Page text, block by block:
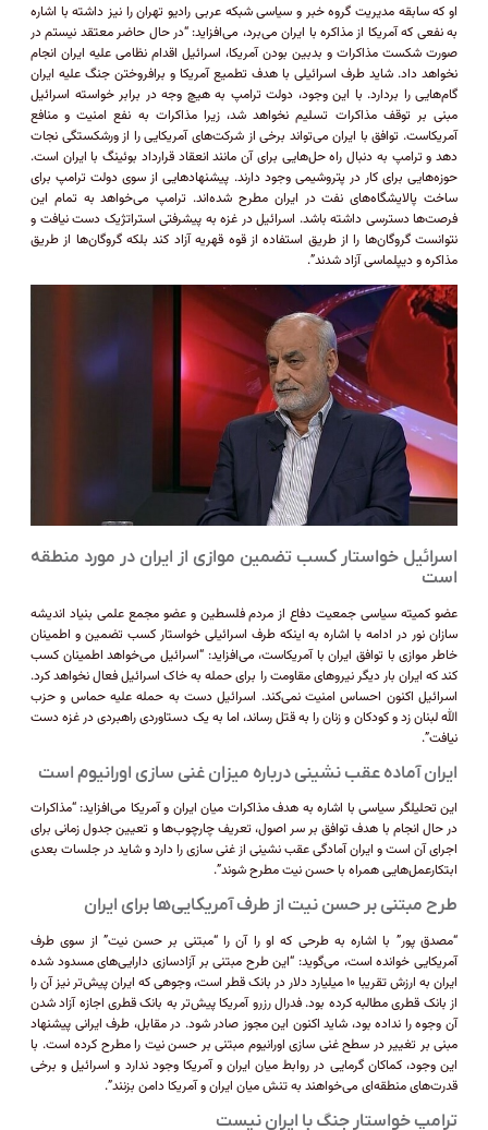
او که سابقه مدیریت گروه خبر و سیاسی شبکه عربی رادیو تهران را نیز داشته با اشاره
به نفعی که آمریکا از مذاکره با ایران می‌برد، می‌افزاید: “در حال حاضر معتقد نیستم در
صورت شکست مذاکرات و بدبین بودن آمریکا، اسرائیل اقدام نظامی علیه ایران انجام
نخواهد داد. شاید طرف اسرائیلی با هدف تطمیع آمریکا و برافروختن جنگ علیه ایران
گام‌هایی را بردارد. با این وجود، دولت ترامپ به هیچ وجه در برابر خواسته اسرائیل
مبنی بر توقف مذاکرات تسلیم نخواهد شد، زیرا مذاکرات به نفع امنیت و منافع
آمریکاست. توافق با ایران می‌تواند برخی از شرکت‌های آمریکایی را از ورشکستگی نجات
دهد و ترامپ به دنبال راه حل‌هایی برای آن مانند انعقاد قرارداد بوئینگ با ایران است.
حوزه‌هایی برای کار در پتروشیمی وجود دارند. پیشنهاد‌هایی از سوی دولت ترامپ برای
ساخت پالایشگاه‌های نفت در ایران مطرح شده‌اند. ترامپ می‌خواهد به تمام این
فرصت‌ها دسترسی داشته باشد. اسرائیل در غزه به پیشرفتی استراتژیک دست نیافت و
نتوانست گروگان‌ها را از طریق استفاده از قوه قهریه آزاد کند بلکه گروگان‌ها از طریق
مذاکره و دیپلماسی آزاد شدند”.
اسرائیل خواستار کسب تضمین موازی از ایران در مورد منطقه
است
عضو کمیته سیاسی جمعیت دفاع از مردم فلسطین و عضو مجمع علمی بنیاد اندیشه
سازان نور در ادامه با اشاره به اینکه طرف اسرائیلی خواستار کسب تضمین و اطمینان
خاطر موازی با توافق ایران با آمریکاست، می‌افزاید: “اسرائیل می‌خواهد اطمینان کسب
کند که ایران بار دیگر نیرو‌های مقاومت را برای حمله به خاک اسرائیل فعال نخواهد کرد.
اسرائیل اکنون احساس امنیت نمی‌کند. اسرائیل دست به حمله علیه حماس و حزب
الله لبنان زد و کودکان و زنان را به قتل رساند، اما به یک دستاوردی راهبردی در غزه دست
نیافت”.
ایران آماده عقب نشینی درباره میزان غنی سازی اورانیوم است
این تحلیلگر سیاسی با اشاره به هدف مذاکرات میان ایران و آمریکا می‌افزاید: “مذاکرات
در حال انجام با هدف توافق بر سر اصول، تعریف چارچوب‌ها و تعیین جدول زمانی برای
اجرای آن است و ایران آمادگی عقب نشینی از غنی سازی را دارد و شاید در جلسات بعدی
ابتکارعمل‌هایی همراه با حسن نیت مطرح شوند”.
طرح مبتنی بر حسن نیت از طرف آمریکایی‌ها برای ایران
“مصدق پور” با اشاره به طرحی که او را آن را “مبتنی بر حسن نیت” از سوی طرف
آمریکایی خوانده است، می‌گوید: “این طرح مبتنی بر آزادسازی دارایی‌های مسدود شده
ایران به ارزش تقریبا ۱۰ میلیارد دلار در بانک قطر است، وجوهی که ایران پیش‌تر نیز آن را
از بانک قطری مطالبه کرده بود. فدرال رزرو آمریکا پیش‌تر به بانک قطری اجازه آزاد شدن
آن وجوه را نداده بود، شاید اکنون این مجوز صادر شود. در مقابل، طرف ایرانی پیشنهاد
مبنی بر تغییر در سطح غنی سازی اورانیوم مبتنی بر حسن نیت را مطرح کرده است. با
این وجود، کماکان گرمایی در روابط میان ایران و آمریکا وجود ندارد و اسرائیل و برخی
قدرت‌های منطقه‌ای می‌خواهند به تنش میان ایران و آمریکا دامن بزنند”.
ترامپ خواستار جنگ با ایران نیست